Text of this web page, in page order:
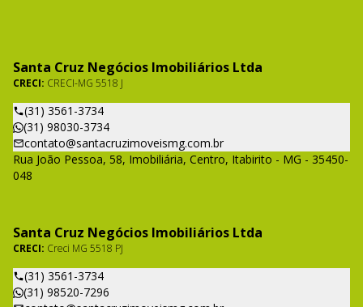
Santa Cruz Negócios Imobiliários Ltda
CRECI: CRECI-MG 5518 J
(31) 3561-3734
(31) 98030-3734
contato@santacruzimoveismg.com.br
Rua João Pessoa, 58, Imobiliária, Centro, Itabirito - MG - 35450-
048
Santa Cruz Negócios Imobiliários Ltda
CRECI: Creci MG 5518 PJ
(31) 3561-3734
(31) 98520-7296